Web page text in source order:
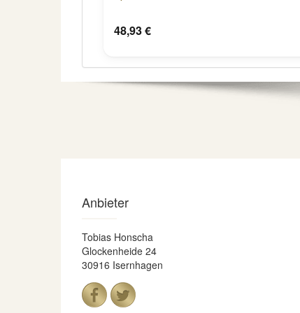
48,93 €
Anbieter
Tobias Honscha
Glockenheide 24
30916 Isernhagen